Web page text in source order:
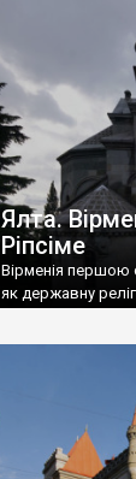
називаються
виробляє
легке біле і дуже
Ялта.
Ріпсіме
Вірменія першою
як державну